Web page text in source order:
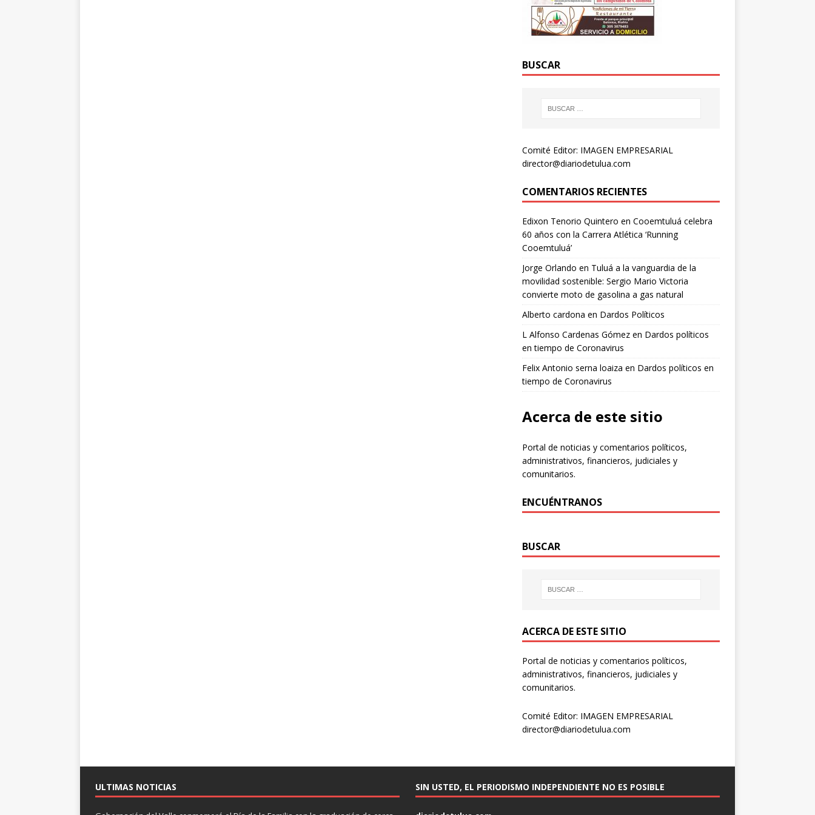
BUSCAR
Comité Editor: IMAGEN EMPRESARIAL
director@diariodetulua.com
COMENTARIOS RECIENTES
Edixon Tenorio Quintero en Cooemtuluá celebra
60 años con la Carrera Atlética ‘Running
Cooemtuluá’
Jorge Orlando en Tuluá a la vanguardia de la
movilidad sostenible: Sergio Mario Victoria
convierte moto de gasolina a gas natural
Alberto cardona en Dardos Políticos
L Alfonso Cardenas Gómezen Dardos políticos
en tiempo de Coronavirus
Felix Antonio serna loaiza en Dardos políticos en
tiempo de Coronavirus
Acerca de este sitio
Portal de noticias y comentarios políticos,
administrativos, financieros, judiciales y
comunitarios.
ENCUÉNTRANOS
BUSCAR
ACERCA DE ESTE SITIO
Portal de noticias y comentarios políticos,
administrativos, financieros, judiciales y
comunitarios.
Comité Editor: IMAGEN EMPRESARIAL
director@diariodetulua.com
ULTIMAS NOTICIAS SIN USTED, EL PERIODISMO INDEPENDIENTE NO ES POSIBLE